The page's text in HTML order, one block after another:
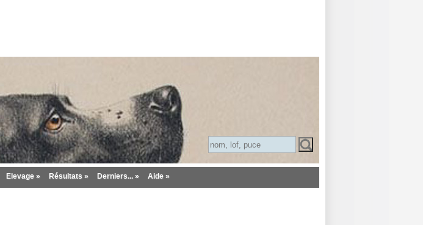
Elevage » Résultats » Derniers... » Aide »